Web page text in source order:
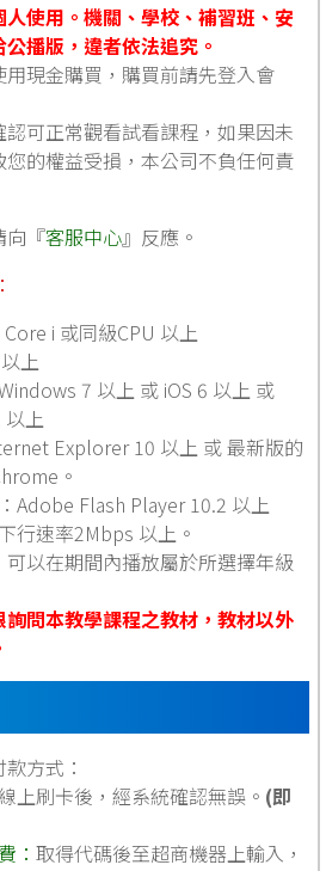
使用。機關、學校、補習班、安
播版，違者依法追究。
現金購買，購買前請先登入會
可正常觀看試看課程，如果因未
的權益受損，本公司不負任何責
向『客服中心』反應。
i 或同級CPU 以上
上
7 以上 或 iOS 6 以上 或
上
Explorer 10 以上 或 最新版的
。
Adobe Flash Player 10.2 以上
行速率2Mbps 以上。
以在期間內播放屬於所選擇年級
問本教學課程之教材，教材以外
方式：
上刷卡後，經系統確認無誤。 (即
：取得代碼後至超商機器上輸入，